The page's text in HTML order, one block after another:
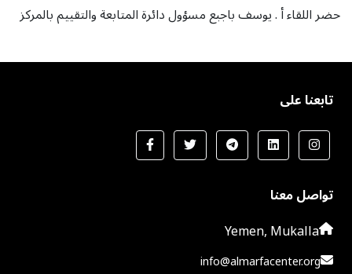
حضر اللقاء أ . يوسف باجبع مسؤول دائرة المتابعة والتقييم بالمركز
تابعنا على
تواصل معنا
Yemen, Mukalla
info@almarfacenter.org